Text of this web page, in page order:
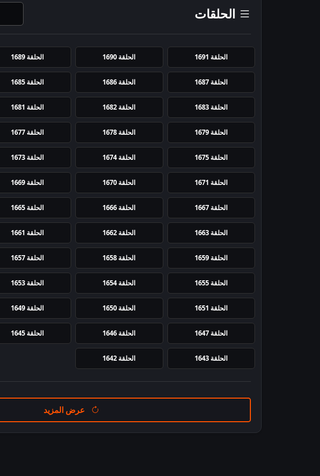
الحلقات
الحلقة 1691 الحلقة 1690 الحلقة 1689
الحلقة 1687 الحلقة 1686 الحلقة 1685
الحلقة 1683 الحلقة 1682 الحلقة 1681
الحلقة 1679 الحلقة 1678 الحلقة 1677
الحلقة 1675 الحلقة 1674 الحلقة 1673
الحلقة 1671 الحلقة 1670 الحلقة 1669
الحلقة 1667 الحلقة 1666 الحلقة 1665
الحلقة 1663 الحلقة 1662 الحلقة 1661
الحلقة 1659 الحلقة 1658 الحلقة 1657
الحلقة 1655 الحلقة 1654 الحلقة 1653
الحلقة 1651 الحلقة 1650 الحلقة 1649
الحلقة 1647 الحلقة 1646 الحلقة 1645
الحلقة 1643 الحلقة 1642
عرض المزيد